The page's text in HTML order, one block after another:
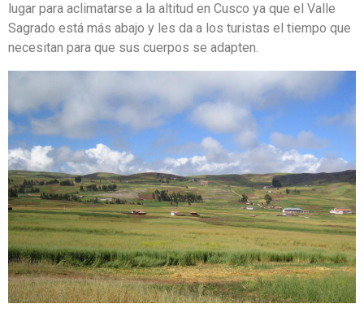
lugar para aclimatarse a la altitud en Cusco ya que el Valle
Sagrado está más abajo y les da a los turistas el tiempo que
necesitan para que sus cuerpos se adapten.